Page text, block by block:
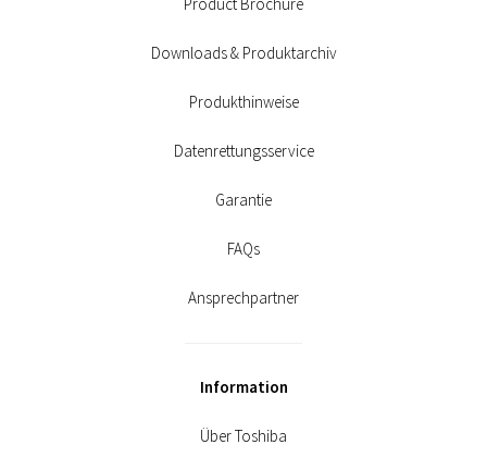
Downloads & Produktarchiv
Produkthinweise
Datenrettungsservice
Garantie
FAQs
Ansprechpartner
Information
Über Toshiba